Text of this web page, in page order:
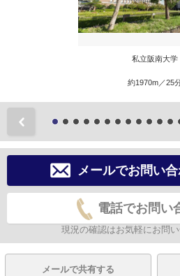
私立阪南大学
約1970m／25
メールでお問い
電話でお問い
現況の確認はお気軽にお問い
メールで共有する